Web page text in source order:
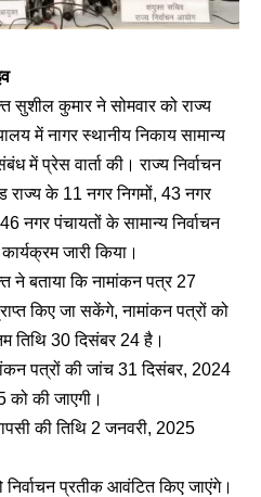
सुशील कुमार ने सोमवार को राज्य
में नागर स्थानीय निकाय सामान्य
में प्रेस वार्ता की। राज्य निर्वाचन
राज्य के 11 नगर निगमों, 43 नगर
नगर पंचायतों के सामान्य निर्वाचन
जारी किया।
ने बताया कि नामांकन पत्र 27
किए जा सकेंगे, नामांकन पत्रों को
तिथि 30 दिसंबर 24 है।
पत्रों की जांच 31 दिसंबर, 2024
को की जाएगी।
की तिथि 2 जनवरी, 2025
प्रतीक आवंटित किए जाएंगे।